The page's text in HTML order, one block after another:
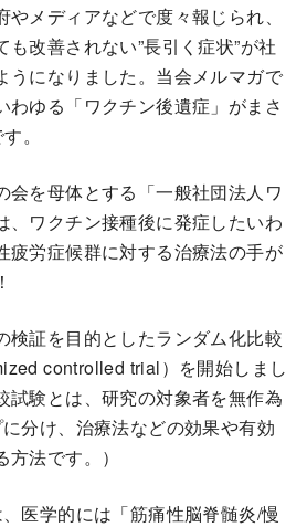
やメディアなどで度々報じられ、
改善されない”長引く症状”が社
うになりました。当会メルマガで
わゆる「ワクチン後遺症」がまさ
。
会を母体とする「一般社団法人ワ
、ワクチン接種後に発症したいわ
疲労症候群に対する治療法の手が
検証を目的としたランダム化比較
controlled trial）を開始しまし
試験とは、研究の対象者を無作為
分け、治療法などの効果や有効
法です。）
医学的には「筋痛性脳脊髄炎/慢